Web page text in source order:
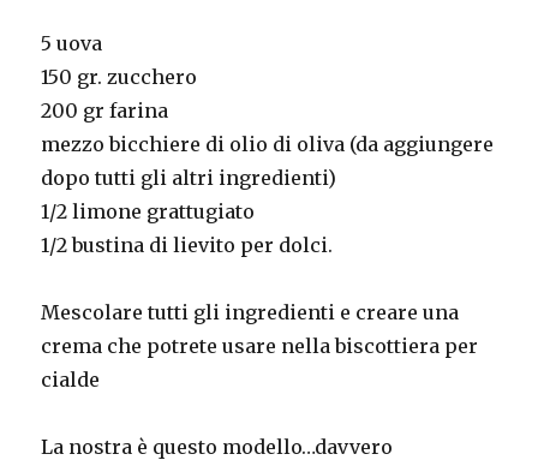
5 uova
150 gr. zucchero
200 gr farina
mezzo bicchiere di olio di oliva (da aggiungere
dopo tutti gli altri ingredienti)
1/2 limone grattugiato
1/2 bustina di lievito per dolci.
Mescolare tutti gli ingredienti e creare una
crema che potrete usare nella biscottiera per
cialde
La nostra è questo modello…davvero